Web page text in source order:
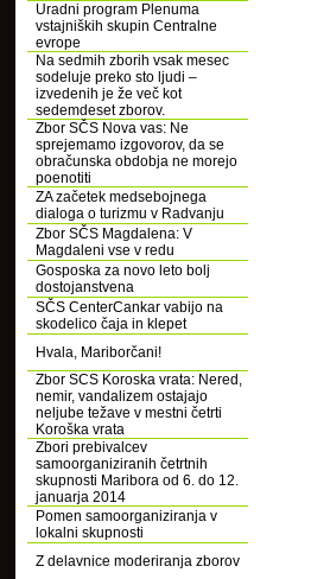
Uradni program Plenuma
vstajniških skupin Centralne
evrope
Na sedmih zborih vsak mesec
sodeluje preko sto ljudi –
izvedenih je že več kot
sedemdeset zborov.
Zbor SČS Nova vas: Ne
sprejemamo izgovorov, da se
obračunska obdobja ne morejo
poenotiti
ZA začetek medsebojnega
dialoga o turizmu v Radvanju
Zbor SČS Magdalena: V
Magdaleni vse v redu
Gosposka za novo leto bolj
dostojanstvena
SČS CenterCankar vabijo na
skodelico čaja in klepet
Hvala, Mariborčani!
Zbor SCS Koroska vrata: Nered,
nemir, vandalizem ostajajo
neljube težave v mestni četrti
Koroška vrata
Zbori prebivalcev
samoorganiziranih četrtnih
skupnosti Maribora od 6. do 12.
januarja 2014
Pomen samoorganiziranja v
lokalni skupnosti
Z delavnice moderiranja zborov